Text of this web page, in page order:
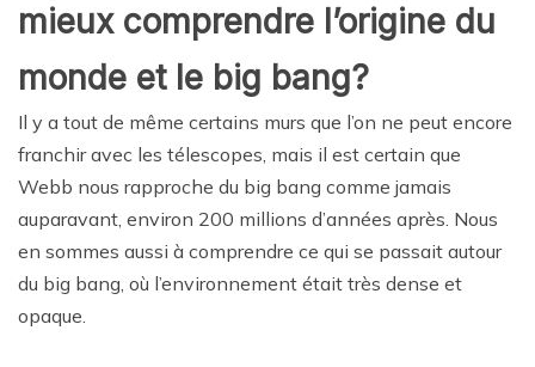
mieux comprendre l’origine du
monde et le big bang?
Il y a tout de même certains murs que l’on ne peut encore
franchir avec les télescopes, mais il est certain que
Webb nous rapproche du big bang comme jamais
auparavant, environ 200 millions d’années après. Nous
en sommes aussi à comprendre ce qui se passait autour
du big bang, où l’environnement était très dense et
opaque.